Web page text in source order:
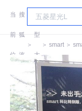
当
前
位
置:
搜
狐
汽
＞
车
型
大
全
＞ smart ＞